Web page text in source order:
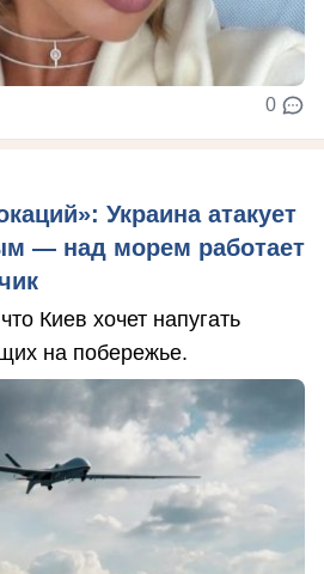
0
Украина атакует
— над морем работает
Киев хочет напугать
на побережье.